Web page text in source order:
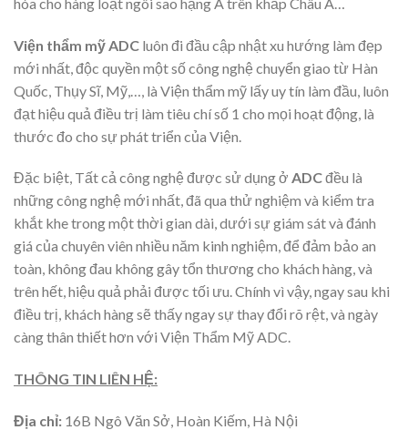
Viện thẩm mỹ ADC luôn đi đầu cập nhật xu hướng làm đẹp
mới nhất, độc quyền một số công nghệ chuyển giao từ Hàn
Quốc, Thụy Sĩ, Mỹ,…, là Viện thẩm mỹ lấy uy tín làm đầu, luôn
đạt hiệu quả điều trị làm tiêu chí số 1 cho mọi hoạt động, là
thước đo cho sự phát triển của Viện.
Đặc biệt, Tất cả công nghệ được sử dụng ở ADCđều là
những công nghệ mới nhất, đã qua thử nghiệm và kiểm tra
khắt khe trong một thời gian dài, dưới sự giám sát và đánh
giá của chuyên viên nhiều năm kinh nghiệm, để đảm bảo an
toàn, không đau không gây tổn thương cho khách hàng, và
trên hết, hiệu quả phải được tối ưu. Chính vì vậy, ngay sau khi
điều trị, khách hàng sẽ thấy ngay sự thay đổi rõ rệt, và ngày
càng thân thiết hơn với Viện Thẩm Mỹ ADC.
THÔNG TIN LIÊN HỆ:
Địa chỉ: 16B Ngô Văn Sở, Hoàn Kiếm, Hà Nội